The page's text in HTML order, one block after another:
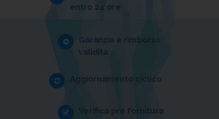
entro 24 ore
Aggiornamento ciclico
Verifica pre fornitura